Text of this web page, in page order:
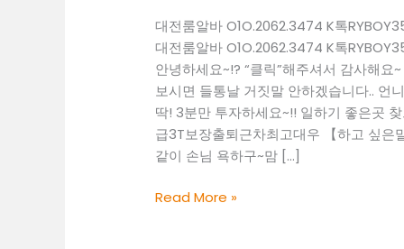
대전룸알바 O1O.2062.3474 K톡
대전룸알바 O1O.2062.3474 K톡
안녕하세요~!? “클릭”해주셔서 감사해
보시면 들통날 거짓말 안하겠습니다.. 언
딱! 3분만 투자하세요~!! 일하기 좋은곳
급3T보장출퇴근차최고대우 【하고 싶은
같이 손님 욕하구~맘 […]
대
Read More »